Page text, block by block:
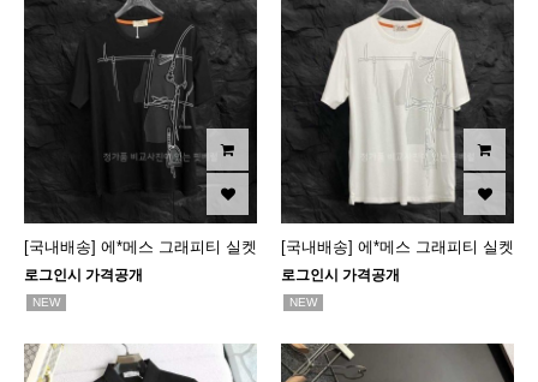
[국내배송] 에*메스 그래피티 실켓
로그인시 가격공개
NEW
[국내배송] 에*메스 그래피티 실켓
로그인시 가격공개
NEW